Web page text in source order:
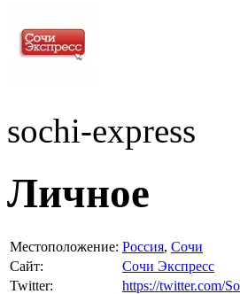
sochi-express
Личное
Местоположение: Россия, Сочи
Сайт:
Сочи Экспресс
Twitter:
https://twitter.com/